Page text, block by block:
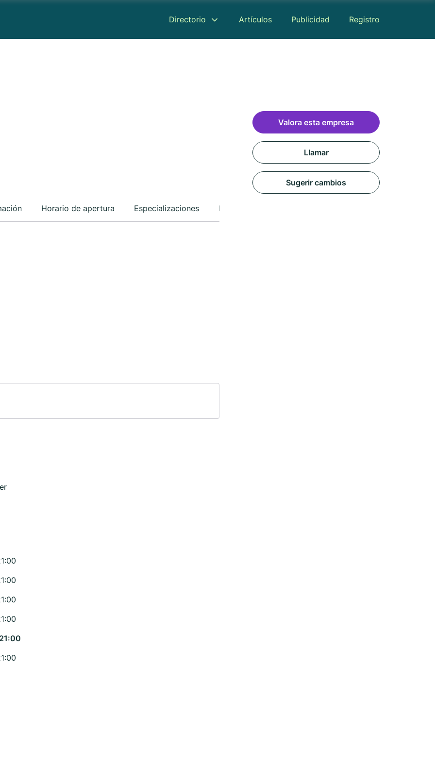
Directorio Artículos Publicidad Registro
Horario de apertura Especializaciones Mapa
Valora esta empresa
Llamar
Sugerir cambios